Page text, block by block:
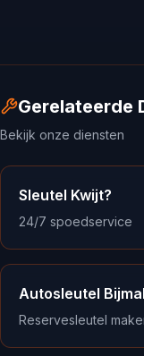
Gerelateerde
Bekijk onze diensten
Sleutel Kwijt?
24/7 spoedservice
Autosleutel
Reservesleutel